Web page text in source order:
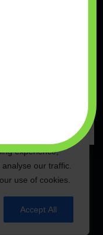
experience,
our traffic.
use of cookies.
Accept All